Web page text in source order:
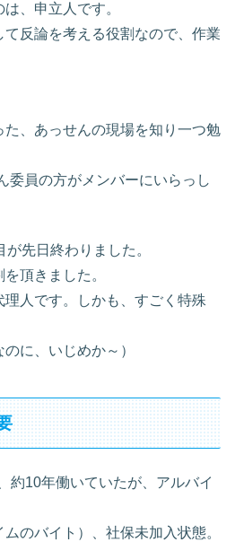
、申立人です。
反論を考える役割なので、作業
、あっせんの現場を知り一つ勉
委員の方がメンバーにいらっし
先日終わりました。
頂きました。
人です。しかも、すごく特殊
に、いじめか～）
約10年働いていたが、アルバイ
のバイト）、社保未加入状態。